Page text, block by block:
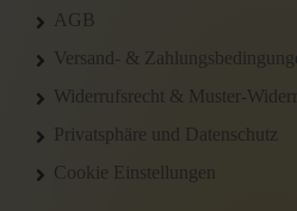
AGB
Versand- &
Widerrufsrecht & Muster-
Privatsphäre und Datenschutz
Cookie Einstellungen